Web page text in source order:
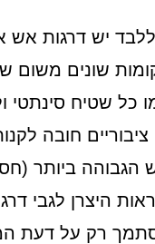
ללבד יש דרגות אש
שונים משום
כל שטיח סינתטי
חובה
ביותר
היצרן לגבי
רק על דעת